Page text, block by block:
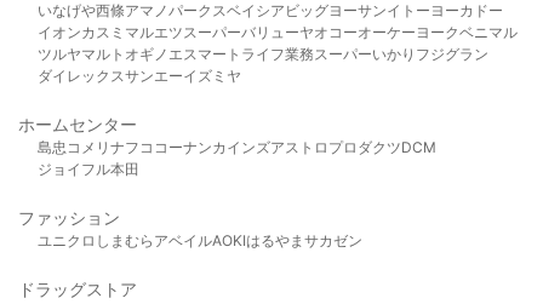
いなげや西條アマノパークスベイシア ビッグヨーサンイトーヨーカドー
イオンカスミ マルエツスーパーバリューヤオコーオーケー ヨークベニマル
ツルヤマルト オギノ エスマート ライフ業務スーパーいかり フジグラン
ダイレックスサンエーイズミヤ
ホームセンター
島忠 コメリ ナフコ コーナンカインズアストロプロダクツDCM
ジョイフル本田
ファッション
ユニクロ しまむら アベイルAOKIはるやま サカゼン
ドラッグストア